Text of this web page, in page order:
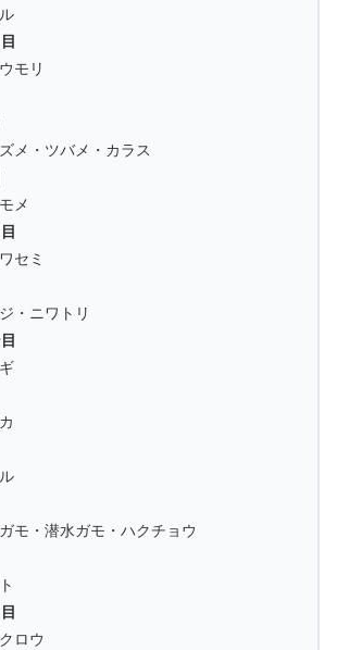
モリ
メ・ツバメ・カラス
メ
セミ
・ニワトリ
モ・潜水ガモ・ハクチョウ
ロウ